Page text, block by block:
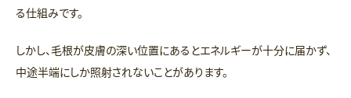
る仕組みです。
しかし、毛根が皮膚の深い位置にあるとエネルギーが十分に届かず、
中途半端にしか照射されないことがあります。